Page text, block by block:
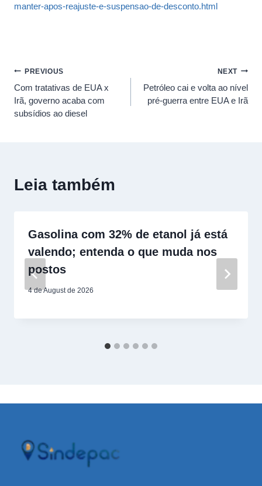
manter-apos-reajuste-e-suspensao-de-desconto.html
PREVIOUS
Com tratativas de EUA x
Irã, governo acaba com
subsídios ao diesel
NEXT
Petróleo cai e volta ao nível
pré-guerra entre EUA e Irã
Leia também
Gasolina com 32% de etanol já está
valendo; entenda o que muda nos
postos
4 de August de 2026